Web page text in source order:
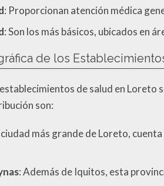
: Proporcionan atención médica
: Son los más básicos, ubicados en
de los
de salud en Loreto
son:
ciudad más grande de Loreto,
: Además de Iquitos, esta